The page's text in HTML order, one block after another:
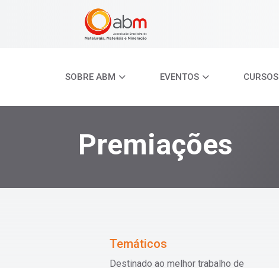
SOBRE ABM EVENTOS CURSOS
Premiações
Temáticos
Destinado ao melhor trabalho de